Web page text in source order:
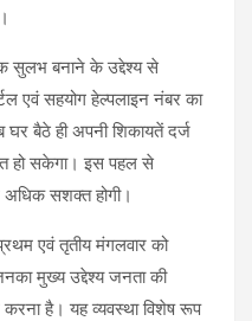
सुलभ बनाने के उद्देश्य से
एवं सहयोग हेल्पलाइन नंबर का
बैठे ही अपनी शिकायतें दर्ज
हो सकेगा। इस पहल से
अधिक सशक्त होगी।
एवं तृतीय मंगलवार को
मुख्य उद्देश्य जनता की
करना है। यह व्यवस्था विशेष रूप